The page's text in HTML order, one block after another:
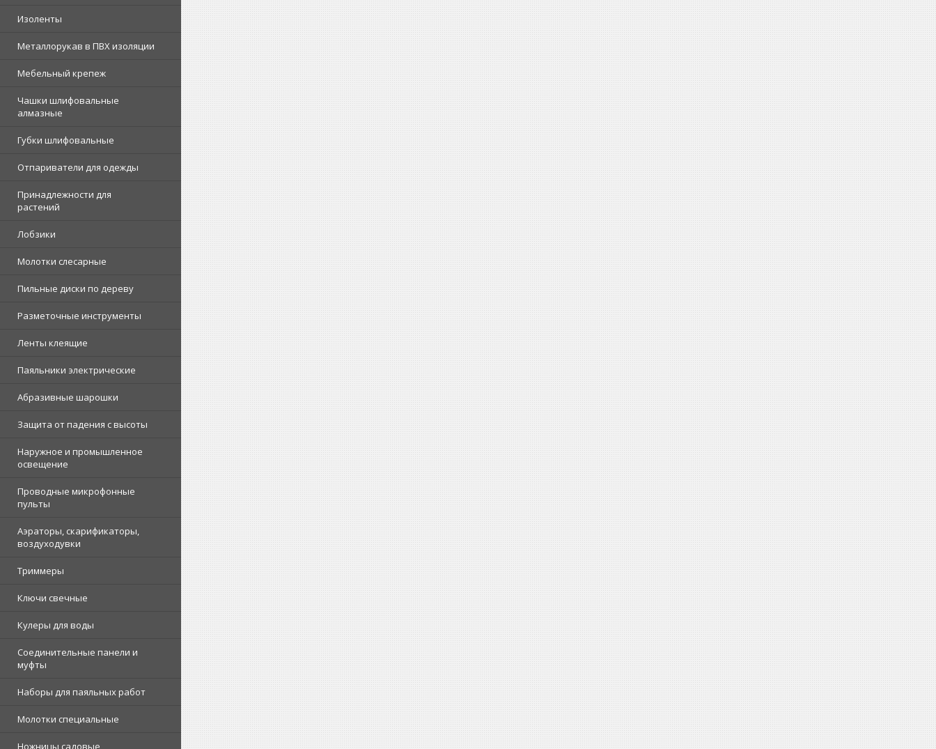
Изоленты
Металлорукав в ПВХ изоляции
Мебельный крепеж
Чашки шлифовальные
алмазные
Губки шлифовальные
Отпариватели для одежды
Принадлежности для
растений
Лобзики
Молотки слесарные
Пильные диски по дереву
Разметочные инструменты
Ленты клеящие
Паяльники электрические
Абразивные шарошки
Защита от падения с высоты
Наружное и промышленное
освещение
Проводные микрофонные
пульты
Аэраторы, скарификаторы,
воздуходувки
Триммеры
Ключи свечные
Кулеры для воды
Соединительные панели и
муфты
Наборы для паяльных работ
Молотки специальные
Ножницы садовые